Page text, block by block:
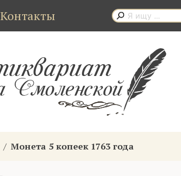
Контакты
Монета 5 копеек 1763 года